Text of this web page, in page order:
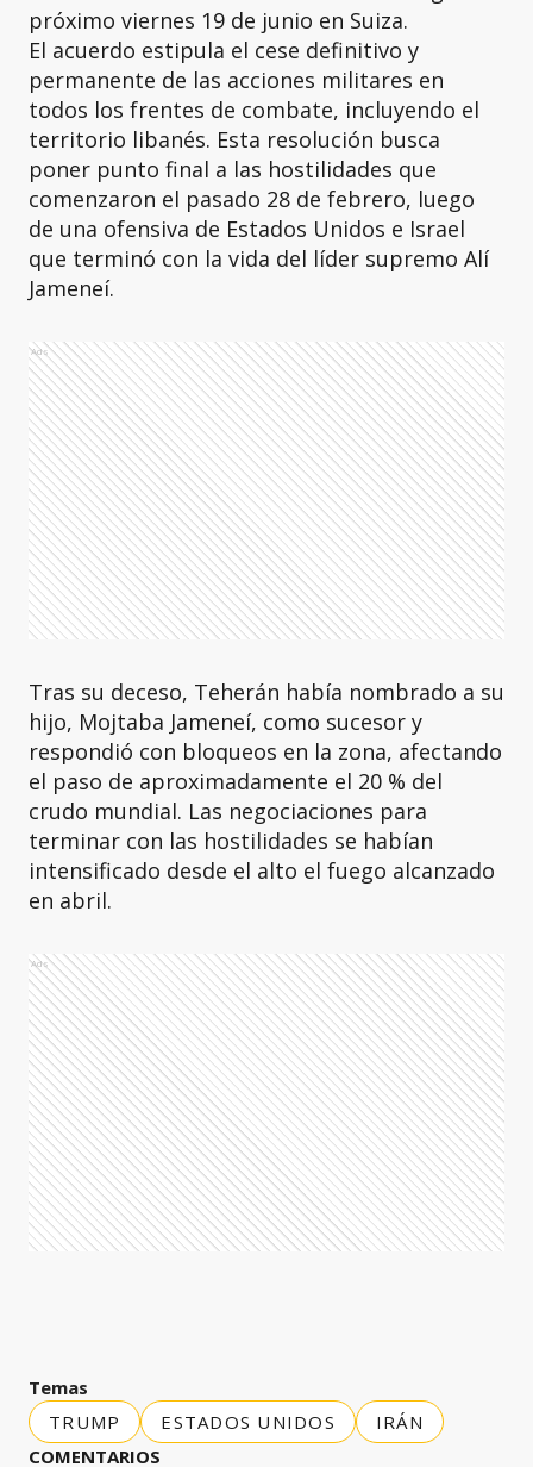
próximo viernes 19 de junio en Suiza.
El acuerdo estipula el cese definitivo y
permanente de las acciones militares en
todos los frentes de combate, incluyendo el
territorio libanés. Esta resolución busca
poner punto final a las hostilidades que
comenzaron el pasado 28 de febrero, luego
de una ofensiva de Estados Unidos e Israel
que terminó con la vida del líder supremo Alí
Jameneí.
Ads
Tras su deceso, Teherán había nombrado a su
hijo, Mojtaba Jameneí, como sucesor y
respondió con bloqueos en la zona, afectando
el paso de aproximadamente el 20 % del
crudo mundial. Las negociaciones para
terminar con las hostilidades se habían
intensificado desde el alto el fuego alcanzado
en abril.
Ads
Temas
TRUMP
ESTADOS UNIDOS
IRÁN
COMENTARIOS